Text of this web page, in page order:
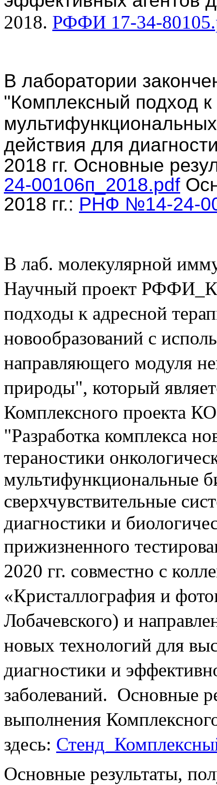
2018. РФФИ 17-34-
В лаборатории
"Комплексный подход
действия для
2018 гг. Основные
24-00106п_2018.pdf
2018 гг.: РНФ №14-24-
В лаб. молекулярной
Научный проект
подходы к адресной
новообразований с
направляющего модуля
природы", который
Комплексного проекта
"Разработка комплекса
тераностики
мультифункциональные
сверхчувствительные
диагностики и
прижизненного
2020 гг. совместно с
«Кристаллография и
Лобачевского) и
новых технологий для
диагностики и
заболеваний. Основные
выполнения
здесь:
Основные результаты,